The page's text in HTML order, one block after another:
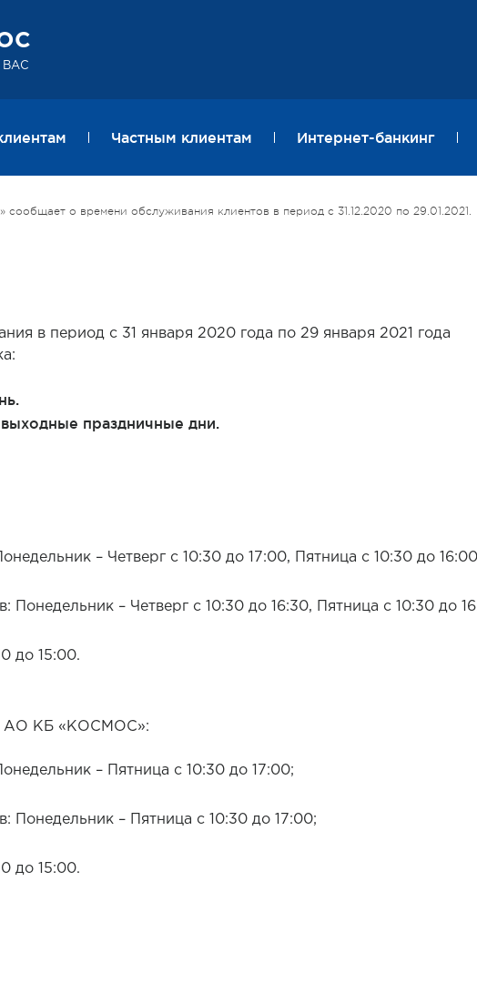
ВАС
Частным клиентам Интернет-банкинг
о времени обслуживания клиентов в период с 31.12.2020 по 29.01.2021.
в период с 31 января 2020 года по 29 января 2021 года
выходные праздничные дни.
– Четверг с 10:30 до 17:00, Пятница с 10:30 до
Понедельник – Четверг с 10:30 до 16:30, Пятница с 10:30 до
до 15:00.
АО КБ «КОСМОС»:
– Пятница с 10:30 до 17:00;
Понедельник – Пятница с 10:30 до 17:00;
до 15:00.